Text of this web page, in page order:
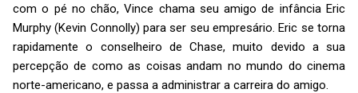
com o pé no chão, Vince chama seu amigo de infância Eric
Murphy (Kevin Connolly) para ser seu empresário. Eric se torna
rapidamente o conselheiro de Chase, muito devido a sua
percepção de como as coisas andam no mundo do cinema
norte-americano, e passa a administrar a carreira do amigo.